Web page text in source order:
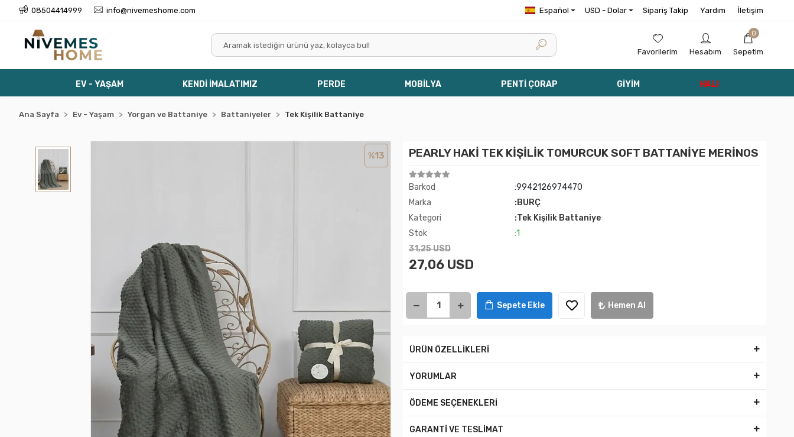
08504414999 info@nivemeshome.com Español USD - Dolar Sipariş Takip Yardım İletişim
Favorilerim Hesabım
0
Sepetim
EV - YAŞAM KENDİ İMALATIMIZ PERDE MOBİLYA PENTİ ÇORAP GİYİM HALI
Ana Sayfa Ev - Yaşam Yorgan ve Battaniye Battaniyeler Tek Kişilik Battaniye
%13 PEARLY HAKİ TEK KİŞİLİK TOMURCUK SOFT BATTANİYE MERİNOS
Barkod
:9942126974470
Marka
:BURÇ
Kategori
:Tek Kişilik Battaniye
Stok
:1
31,25 USD
27,06 USD
Sepete Ekle Hemen Al
ÜRÜN ÖZELLİKLERİ
YORUMLAR
ÖDEME SEÇENEKLERİ
GARANTİ VE TESLİMAT